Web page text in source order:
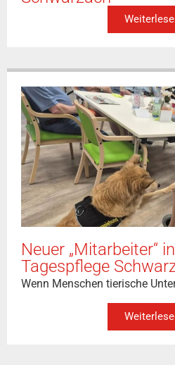
Neuer „Mitarbeiter“
Tagespflege
Wenn Menschen tierische